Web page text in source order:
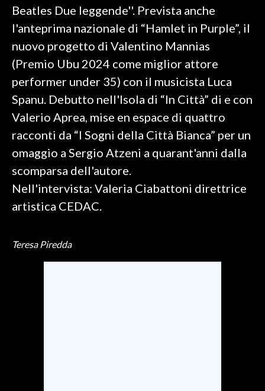
#CARAUNIONE
3 MINUTI CON
INSULARITÀ
INFO AZIENDE
ABBONATI
ANNUNCI
PUBBLICITÀ
SPIAGGE
Beatles Due leggende''. Prevista anche
l'anteprima nazionale di “Hamlet in Purple”, il
nuovo progetto di Valentino Mannias
(Premio Ubu 2024 come miglior attore
performer under 35) con il musicista Luca
Spanu. Debutto nell'Isola di “In Città” di e con
Valerio Aprea, mise en espace di quattro
racconti da “I Sogni della Città Bianca” per un
omaggio a Sergio Atzeni a quarant'anni dalla
scomparsa dell'autore.
Nell'intervista: Valeria Ciabattoni direttrice
artistica CEDAC.
Teresa Piredda